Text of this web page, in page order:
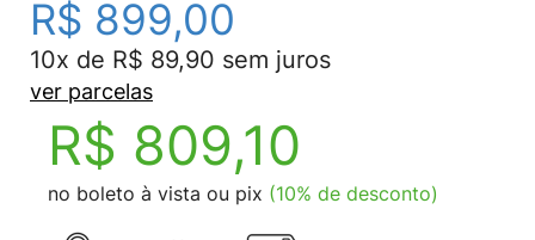
Correia Acolchoada para Violão,
Guitarra e Contrabaixo Preta
MUNDOMAX
R$ 23,00
R$ 899,00
10x de R$ 89,90 sem juros
ver parcelas
R$ 809,10
no boleto à vista ou pix (10% de desconto)